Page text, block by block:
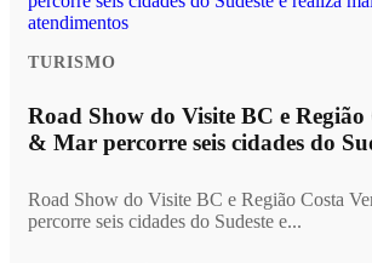
TURISMO
Road Show do Visite BC e Região
& Mar percorre seis cidades do
Road Show do Visite BC e Região Costa
percorre seis cidades do Sudeste e...